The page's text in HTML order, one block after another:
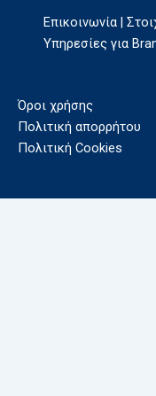
Επικοινωνία |
Υπηρεσίες για
Όροι χρήσης
Πολιτική απορρήτου
Πολιτική Cookies